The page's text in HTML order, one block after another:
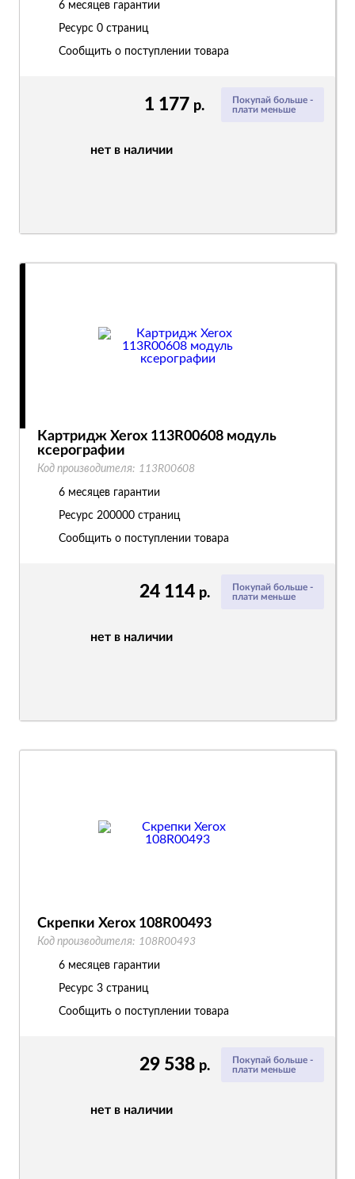
Покупай больше -
плати меньше
1 177 р.
нет в наличии
6 месяцев гарантии
Ресурс 0 страниц
Сообщить о поступлении товара
Покупай больше -
плати меньше
24 114 р.
нет в наличии
Картридж Xerox 113R00608 модуль
ксерографии
Код производителя: 113R00608
6 месяцев гарантии
Ресурс 200000 страниц
Сообщить о поступлении товара
Покупай больше -
плати меньше
29 538 р.
нет в наличии
Скрепки Xerox 108R00493
Код производителя: 108R00493
6 месяцев гарантии
Ресурс 3 страниц
Сообщить о поступлении товара